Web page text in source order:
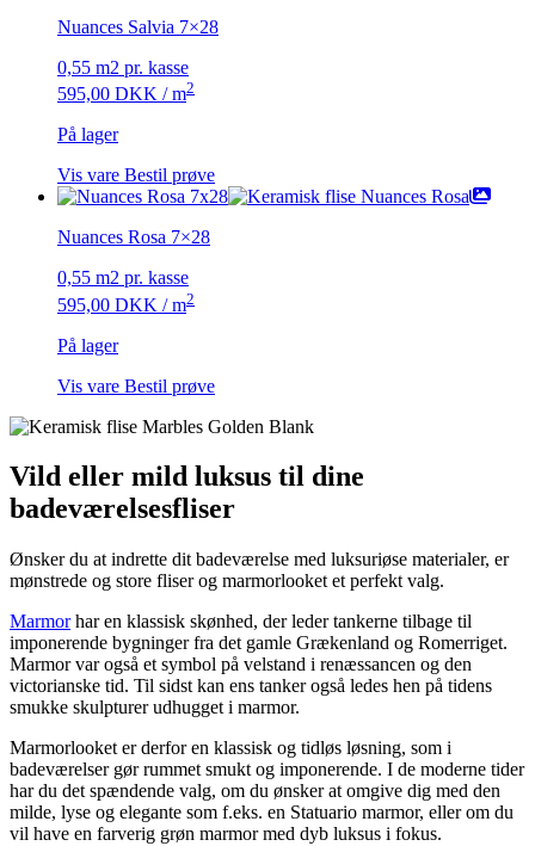
Nuances Salvia 7×28
0,55 m2 pr. kasse
595,00 DKK / m2
På lager
Vis vare Bestil prøve
Nuances Rosa 7×28
0,55 m2 pr. kasse
595,00 DKK / m2
På lager
Vis vare Bestil prøve
Vild eller mild luksus til dine
badeværelsesfliser
Ønsker du at indrette dit badeværelse med luksuriøse materialer, er
mønstrede og store fliser og marmorlooket et perfekt valg.
Marmorhar en klassisk skønhed, der leder tankerne tilbage til
imponerende bygninger fra det gamle Grækenland og Romerriget.
Marmor var også et symbol på velstand i renæssancen og den
victorianske tid. Til sidst kan ens tanker også ledes hen på tidens
smukke skulpturer udhugget i marmor.
Marmorlooket er derfor en klassisk og tidløs løsning, som i
badeværelser gør rummet smukt og imponerende. I de moderne tider
har du det spændende valg, om du ønsker at omgive dig med den
milde, lyse og elegante som f.eks. en Statuario marmor, eller om du
vil have en farverig grøn marmor med dyb luksus i fokus.